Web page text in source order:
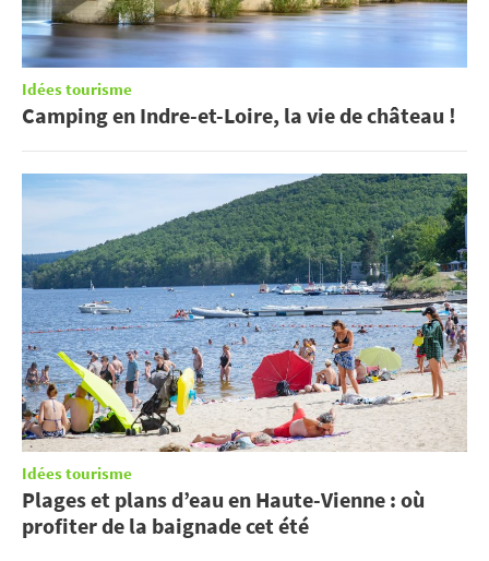
Idées tourisme
Camping en Indre-et-Loire, la vie de château !
Idées tourisme
Plages et plans d’eau en Haute-Vienne : où
profiter de la baignade cet été